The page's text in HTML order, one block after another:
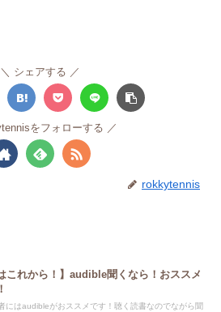
シェアする
をフォローする
rokkytennis
これから！】audible聞くなら！おススメ
にはaudibleがおススメです！聴く読書なのでながら聞